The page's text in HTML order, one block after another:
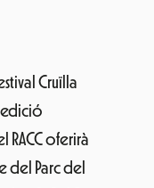
Cruïlla
RACC oferirà
del Parc del